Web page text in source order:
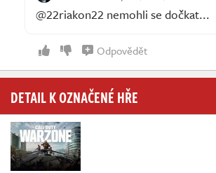
@22riakon22 nemohli se dočkat...
Odpovědět
DETAIL K OZNAČENÉ HŘE